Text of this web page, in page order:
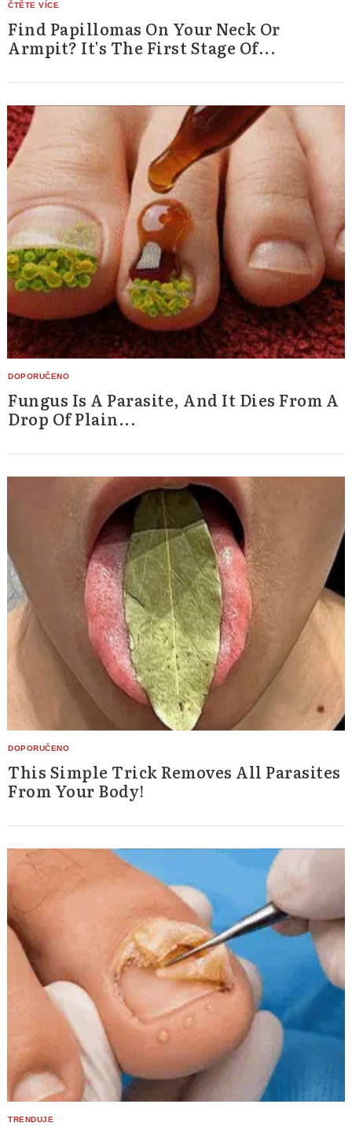
Find Papillomas On Your Neck Or
Armpit? It's The First Stage Of...
Fungus Is A Parasite, And It Dies From A
Drop Of Plain...
This Simple Trick Removes All Parasites
From Your Body!
for: